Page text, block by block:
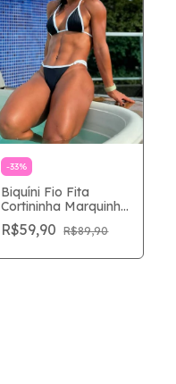
-33%
Biquíni Fio Fita
Cortininha Marquinha
Perfeita - Preto e
Branco
R$59,90 R$89,90